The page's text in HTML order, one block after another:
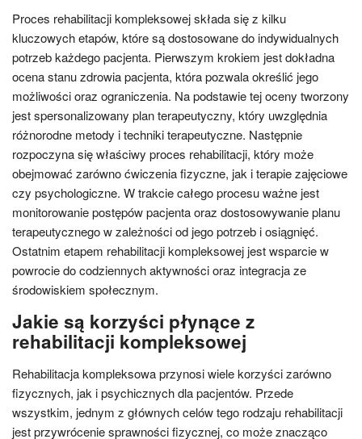
Proces rehabilitacji kompleksowej składa się z kilku
kluczowych etapów, które są dostosowane do indywidualnych
potrzeb każdego pacjenta. Pierwszym krokiem jest dokładna
ocena stanu zdrowia pacjenta, która pozwala określić jego
możliwości oraz ograniczenia. Na podstawie tej oceny tworzony
jest spersonalizowany plan terapeutyczny, który uwzględnia
różnorodne metody i techniki terapeutyczne. Następnie
rozpoczyna się właściwy proces rehabilitacji, który może
obejmować zarówno ćwiczenia fizyczne, jak i terapie zajęciowe
czy psychologiczne. W trakcie całego procesu ważne jest
monitorowanie postępów pacjenta oraz dostosowywanie planu
terapeutycznego w zależności od jego potrzeb i osiągnięć.
Ostatnim etapem rehabilitacji kompleksowej jest wsparcie w
powrocie do codziennych aktywności oraz integracja ze
środowiskiem społecznym.
Jakie są korzyści płynące z
rehabilitacji kompleksowej
Rehabilitacja kompleksowa przynosi wiele korzyści zarówno
fizycznych, jak i psychicznych dla pacjentów. Przede
wszystkim, jednym z głównych celów tego rodzaju rehabilitacji
jest przywrócenie sprawności fizycznej, co może znacząco